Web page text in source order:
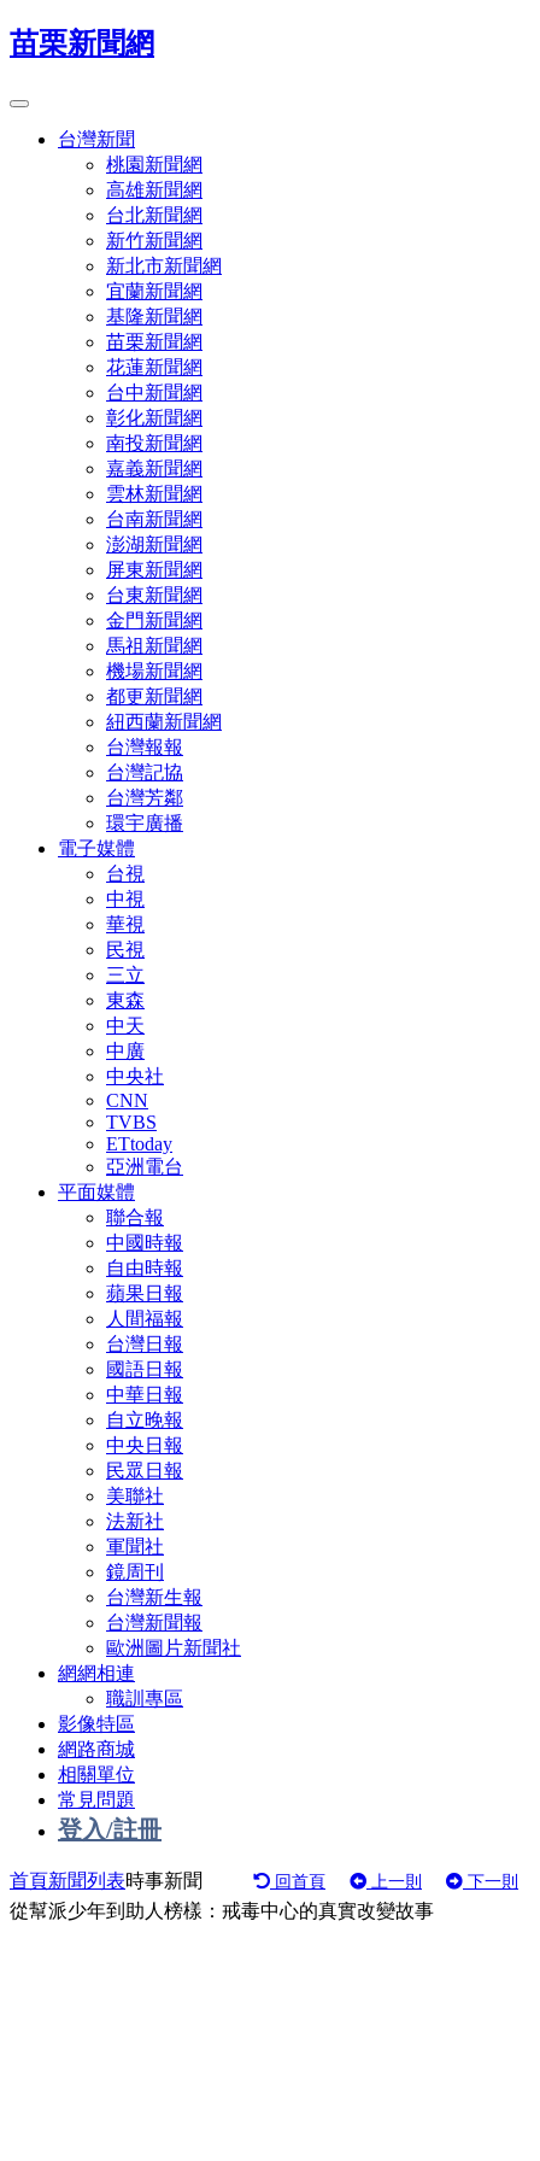
苗栗新聞網
台灣新聞
桃園新聞網
高雄新聞網
台北新聞網
新竹新聞網
新北市新聞網
宜蘭新聞網
基隆新聞網
苗栗新聞網
花蓮新聞網
台中新聞網
彰化新聞網
南投新聞網
嘉義新聞網
雲林新聞網
台南新聞網
澎湖新聞網
屏東新聞網
台東新聞網
金門新聞網
馬祖新聞網
機場新聞網
都更新聞網
紐西蘭新聞網
台灣報報
台灣記協
台灣芳鄰
環宇廣播
電子媒體
台視
中視
華視
民視
三立
東森
中天
中廣
中央社
CNN
TVBS
ETtoday
亞洲電台
平面媒體
聯合報
中國時報
自由時報
蘋果日報
人間福報
台灣日報
國語日報
中華日報
自立晚報
中央日報
民眾日報
美聯社
法新社
軍聞社
鏡周刊
台灣新生報
台灣新聞報
歐洲圖片新聞社
網網相連
職訓專區
影像特區
網路商城
相關單位
常見問題
登入/註冊
首頁新聞列表時事新聞 回首頁 上一則 下一則
從幫派少年到助人榜樣：戒毒中心的真實改變故事